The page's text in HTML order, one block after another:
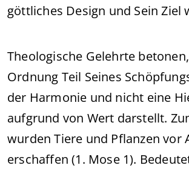
göttliches Design und Sein Ziel
Theologische Gelehrte
Ordnung Teil Seines
der Harmonie und nicht eine
aufgrund von Wert darstellt.
wurden Tiere und Pflanzen vor
erschaffen (1. Mose 1).